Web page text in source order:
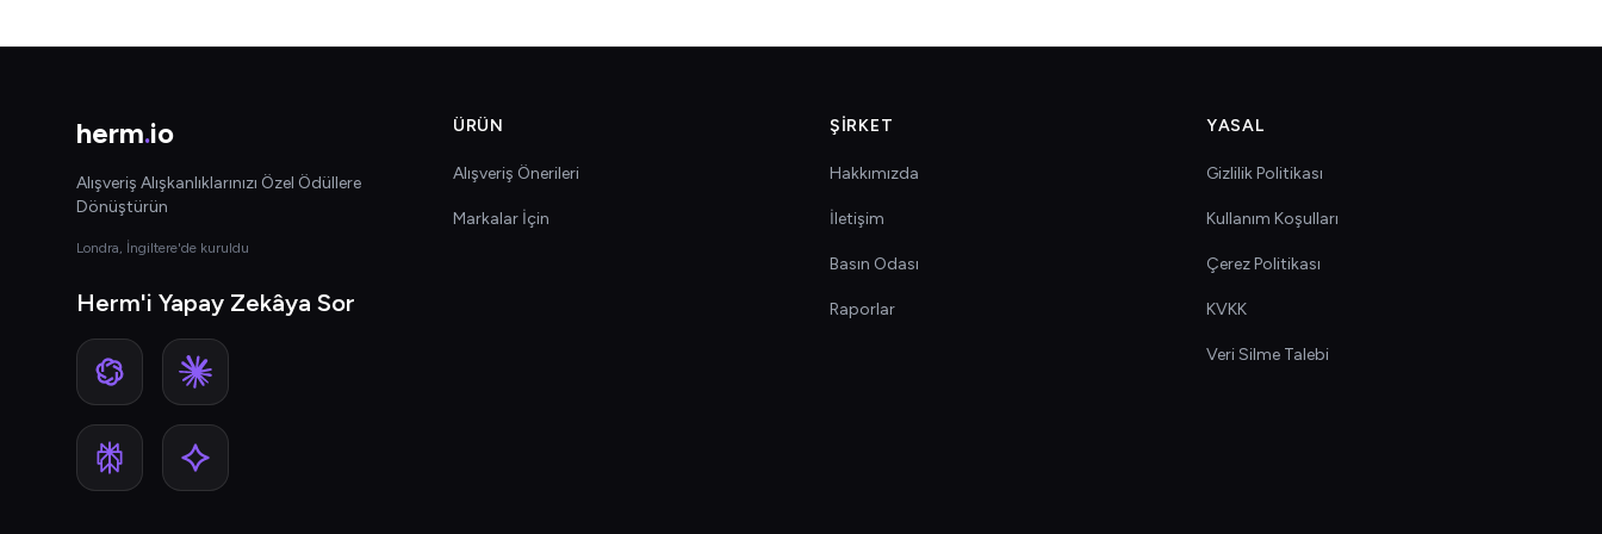
herm.io
Alışveriş Alışkanlıklarınızı Özel Ödüllere
Dönüştürün
Londra, İngiltere'de kuruldu
Herm'i Yapay Zekâya Sor
ÜRÜN
Alışveriş Önerileri
Markalar İçin
ŞIRKET
Hakkımızda
İletişim
Basın Odası
Raporlar
YASAL
Gizlilik Politikası
Kullanım Koşulları
Çerez Politikası
KVKK
Veri Silme Talebi